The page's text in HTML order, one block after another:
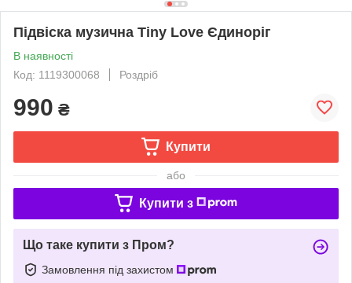
Підвіска музична Tiny Love Єдиноріг
В наявності
Код: 1119300068
Роздріб
990 ₴
Купити
або
Купити з
Що таке купити з Пром?
Замовлення під захистом